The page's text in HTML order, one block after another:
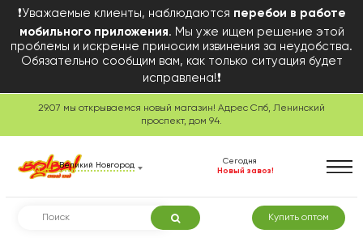
❗Уважаемые клиенты, наблюдаются перебои в работе
мобильного приложения. Мы уже ищем решение этой
проблемы и искренне приносим извинения за неудобства.
Обязательно сообщим вам, как только ситуация будет
исправлена!❗
29.07 мы открываемся новый магазин! Адрес Спб, Ленинский
проспект, дом 94.
Великий Новгород
Сегодня
Новый завоз!
Купить оптом